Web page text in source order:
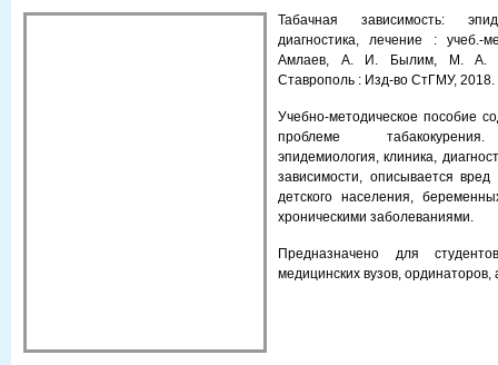
Табачная зависимость:
диагностика, лечение :
Амлаев, А. И. Былим, М. А.
Cтаврополь : Изд-во СтГМУ, 2018.
Учебно-методическое пособие
проблеме
эпидемиология, клиника,
зависимости, описывается
детского населения,
хроническими заболеваниями.
Предназначено для
медицинских вузов, ординаторов,